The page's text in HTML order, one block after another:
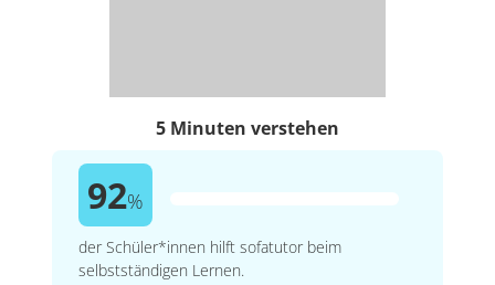
5 Minuten verstehen
92%
der Schüler*innen hilft sofatutor beim
selbstständigen Lernen.